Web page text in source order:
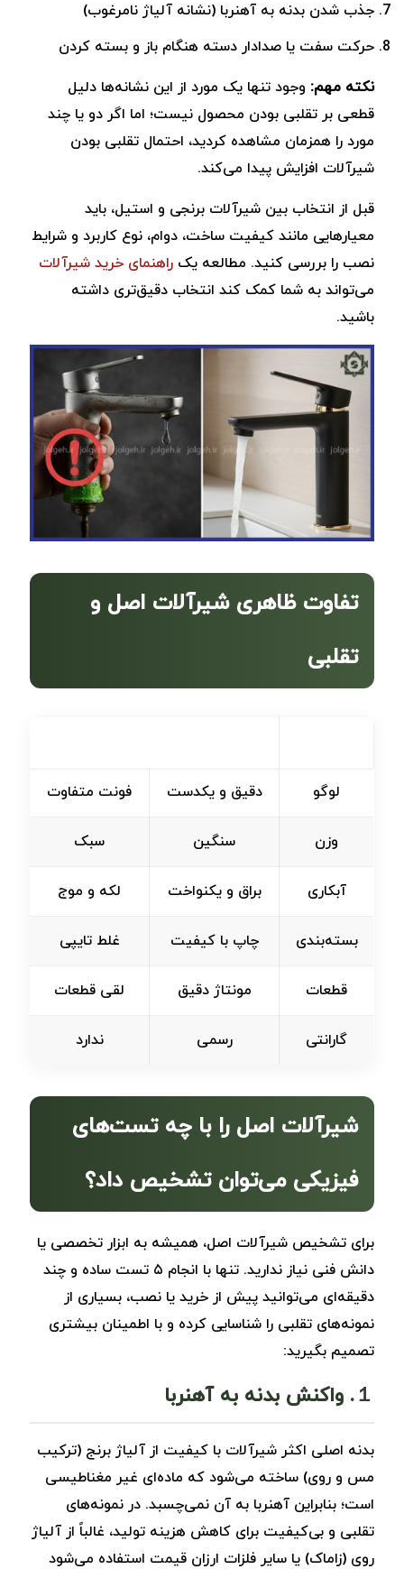
جذب‌ شدن بدنه به آهنربا (نشانه آلیاژ نامرغوب)
حرکت سفت یا صدادار دسته هنگام باز و بسته کردن
نکته مهم: وجود تنها یک مورد از این نشانه‌ها دلیل
قطعی بر تقلبی بودن محصول نیست؛ اما اگر دو یا چند
مورد را ‌همزمان مشاهده کردید، احتمال تقلبی بودن
شیرآلات افزایش پیدا می‌کند.
قبل از انتخاب بین شیرآلات برنجی و استیل، باید
معیارهایی مانند کیفیت ساخت، دوام، نوع کاربرد و شرایط
نصب را بررسی کنید. مطالعه یک راهنمای خرید شیرآلات
می‌تواند به شما کمک کند انتخاب دقیق‌تری داشته
باشید.
تفاوت ظاهری شیرآلات اصل و
تقلبی
لوگو دقیق و یکدست فونت متفاوت
وزن سنگین سبک
آبکاری براق و یکنواخت لکه و موج
بسته‌بندی چاپ با کیفیت غلط تایپی
قطعات مونتاژ دقیق لقی قطعات
گارانتی رسمی ندارد
شیرآلات اصل را با چه تست‌های
فیزیکی می‌توان تشخیص داد؟
برای تشخیص شیرآلات اصل، همیشه به ابزار تخصصی یا
دانش فنی نیاز ندارید. تنها با انجام ۵ تست ساده و چند
دقیقه‌ای می‌توانید پیش از خرید یا نصب، بسیاری از
نمونه‌های تقلبی را شناسایی کرده و با اطمینان بیشتری
تصمیم بگیرید:
１. واکنش بدنه به آهنربا
بدنه اصلی اکثر شیرآلات با کیفیت از آلیاژ برنج (ترکیب
مس و روی) ساخته می‌شود که ماده‌ای غیر مغناطیسی
است؛ بنابراین آهنربا به آن نمی‌چسبد. در نمونه‌های
تقلبی و بی‌کیفیت برای کاهش هزینه تولید، غالباً از آلیاژ
روی (زاماک) یا سایر فلزات ارزان قیمت استفاده می‌شود